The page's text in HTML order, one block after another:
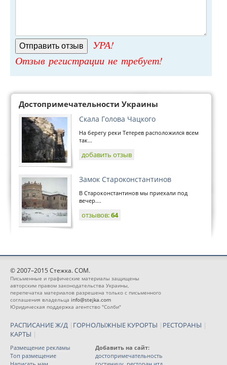
УРА!
Отзыв регистрации не требует!
Достопримечательности Украины
Скала Голова Чацкого
На берегу реки Тетерев расположился всем
так...
добавить отзыв
Замок Староконстантинов
В Староконстантинов мы приехали под
вечер....
отзывов:64
© 2007–2015 Стежка. COM.
Письменные и графические материалы защищены
авторским правом законодательства Украины,
перепечатка материалов разрешена только с письменного
соглашения владельца info@stejka.com
Юридическая поддержка агентство "Солби"
РАСПИСАНИЕ Ж/Д | ГОРНОЛЫЖНЫЕ КУРОРТЫ | РЕСТОРАНЫ |
КАРТЫ |
Размещение рекламы
Топ размещение
Добавить на сайт:
достопримечательность